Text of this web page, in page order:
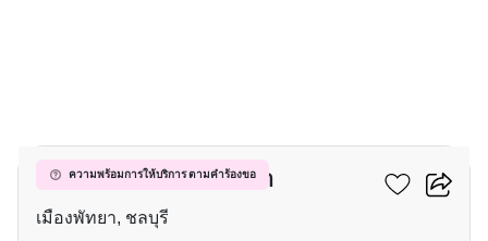
ความพร้อมการให้บริการ ตามคำร้องขอ
วินด์แฮม จอมเทียน พัทยา
เมืองพัทยา, ชลบุรี